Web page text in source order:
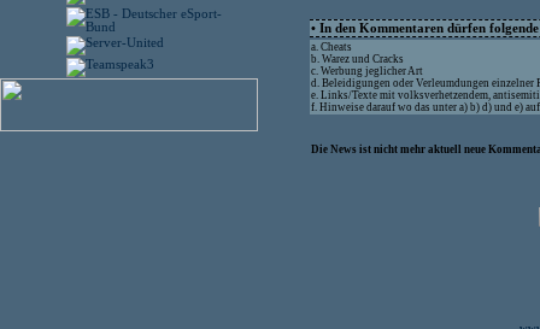
• In den Kommentaren dürfen
a. Cheats
b. Warez und Cracks
c. Werbung jeglicher Art
d. Beleidigungen oder Verleumdungen einzelner
e. Links/Texte mit volksverhetzendem,
f. Hinweise darauf wo das unter a) b) d) und e)
Die News ist nicht mehr aktuell neue